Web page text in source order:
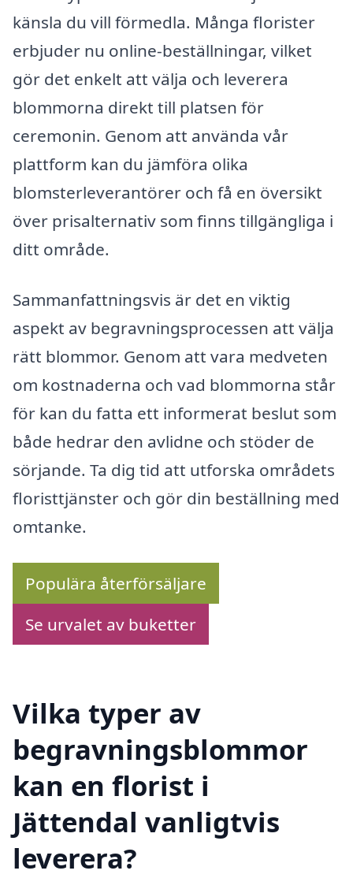
känsla du vill förmedla. Många florister
erbjuder nu online-beställningar, vilket
gör det enkelt att välja och leverera
blommorna direkt till platsen för
ceremonin. Genom att använda vår
plattform kan du jämföra olika
blomsterleverantörer och få en översikt
över prisalternativ som finns tillgängliga i
ditt område.
Sammanfattningsvis är det en viktig
aspekt av begravningsprocessen att välja
rätt blommor. Genom att vara medveten
om kostnaderna och vad blommorna står
för kan du fatta ett informerat beslut som
både hedrar den avlidne och stöder de
sörjande. Ta dig tid att utforska områdets
floristtjänster och gör din beställning med
omtanke.
Populära återförsäljare
Se urvalet av buketter
Vilka typer av
begravningsblommor
kan en florist i
Jättendal vanligtvis
leverera?